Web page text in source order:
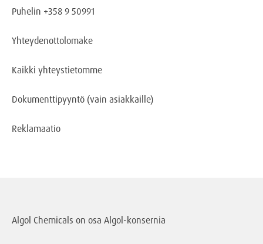
Puhelin +358 9 50991
Yhteydenottolomake
Kaikki yhteystietomme
Dokumenttipyyntö (vain asiakkaille)
Reklamaatio
Algol Chemicals on osa Algol-konsernia